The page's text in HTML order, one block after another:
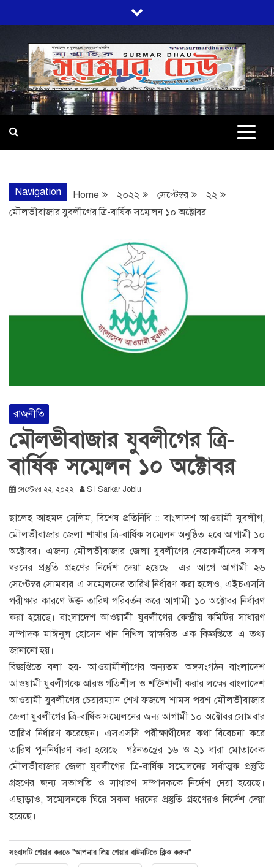
to
content
প্রতি মূহুর্তে সত্যের সন্ধানে অবিচল…
Navigation Home ২০২২ সেপ্টেম্বর
২২
মৌলভীবাজার যুবলীগের ত্রি-বার্ষিক সম্মেলন ১০ অক্টোবর
রাজনীতি
মৌলভীবাজার যুবলীগের ত্রি-
বার্ষিক সম্মেলন ১০ অক্টোবর
সেপ্টেম্বর ২২, ২০২২ S I Sarkar Joblu
ছালেহ আহমদ সেলিম, বিশেষ প্রতিনিধি :: বাংলাদশ আওয়ামী যুবলীগ,
মৌলভীবাজার জেলা শাখার ত্রি-বার্ষিক সম্মেলন অনুষ্ঠিত হবে আগামী ১০
অক্টোবর। এজন্য মৌলভীবাজার জেলা যুবলীগের নেতাকর্মীদের সকল
ধরনের প্রস্তুতি গ্রহণের নির্দেশ দেয়া হয়েছে। এর আগে আগামী ২৬
সেপ্টেম্বর সোমবার এ সম্মেলনের তারিখ নির্ধারণ করা হলেও, এইচএসসি
পরীক্ষার কারণে উক্ত তারিখ পরিবর্তন করে আগামী ১০ অক্টোবর নির্ধারণ
করা হয়েছে। বাংলাদেশ আওয়ামী যুবলীগের কেন্দ্রীয় কমিটির সাধারণ
সম্পাদক মাঈনুল হোসেন খান নিখিল স্বাক্ষরিত এক বিজ্ঞপ্তিতে এ তথ্য
জানানো হয়।
বিজ্ঞপ্তিতে বলা হয়- আওয়ামীলীগের অন্যতম অঙ্গসংগঠন বাংলাদেশ
আওয়ামী যুবলীগকে আরও গতিশীল ও শক্তিশালী করার লক্ষ্যে বাংলাদেশ
আওয়ামী যুবলীগের চেয়ারম্যান শেখ ফজলে শামস পরশ মৌলভীবাজার
জেলা যুবলীগের ত্রি-বার্ষিক সম্মেলনের জন্য আগামী ১০ অক্টোবর সোমবার
তারিখ নির্ধারণ করেছেন। এসএসসি পরীক্ষার্থীদের কথা বিবেচনা করে
তারিখ পুননির্ধারণ করা হয়েছে। গঠনতন্ত্রের ১৬ ও ২১ ধারা মোতাবেক
মৌলভীবাজার জেলা যুবলীগের ত্রি-বার্ষিক সম্মেলনের সর্বাত্মক প্রস্তুতি
গ্রহণের জন্য সভাপতি ও সাধারণ সম্পাদককে নির্দেশ দেয়া হয়েছে।
এছাড়াও, সম্মেলনকে ঘিরে সকল ধরনের প্রস্তুতি গ্রহণেরও নির্দেশ দেয়া
হয়েছে।
সংবাদটি শেয়ার করতে “আপনার প্রিয় শেয়ার বাটনটিতে ক্লিক করুন”